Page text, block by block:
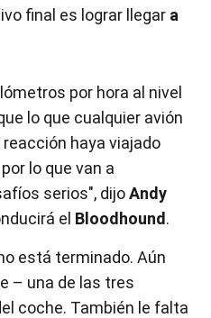
final es lograr llegar a
por hora al nivel
lo que cualquier avión
haya viajado
lo que van a
serios", dijoAndy
el Bloodhound .
está terminado. Aún
– una de las tres
coche. También le falta